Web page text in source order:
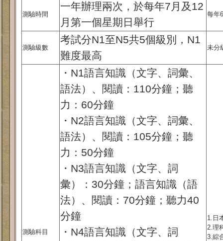
測驗時間
一年辦理兩次，於每年7月及12
月第一個星期日舉行
每年
測驗級數
考試分N1至N5共5個級別，N1
難度最高
未分
測驗科目
・N1語言知識（文字、詞彙、
語法）、閱讀：110分鐘；聽
力：60分鐘
・N2語言知識（文字、詞彙、
語法）、閱讀：105分鐘；聽
力：50分鐘
・N3語言知識（文字、詞
彙）：30分鐘；語言知識（語
法）、閱讀：70分鐘；聽力40
分鐘
・N4語言知識（文字、詞
1.日
2.理
3.綜